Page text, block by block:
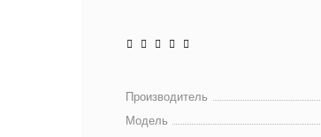
Производитель
Модель